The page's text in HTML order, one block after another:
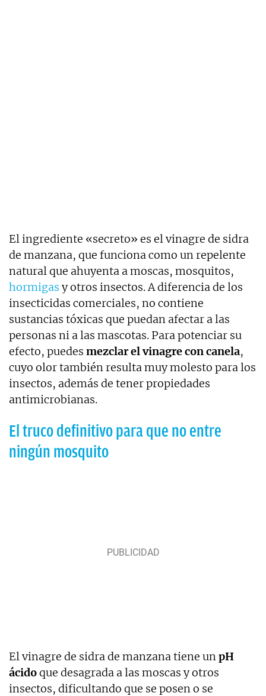
El ingrediente «secreto» es el vinagre de sidra
de manzana, que funciona como un repelente
natural que ahuyenta a moscas, mosquitos,
hormigas y otros insectos. A diferencia de los
insecticidas comerciales, no contiene
sustancias tóxicas que puedan afectar a las
personas ni a las mascotas. Para potenciar su
efecto, puedes mezclar el vinagre con canela,
cuyo olor también resulta muy molesto para los
insectos, además de tener propiedades
antimicrobianas.
El truco definitivo para que no entre
ningún mosquito
El vinagre de sidra de manzana tiene unpH
ácidoque desagrada a las moscas y otros
insectos, dificultando que se posen o se